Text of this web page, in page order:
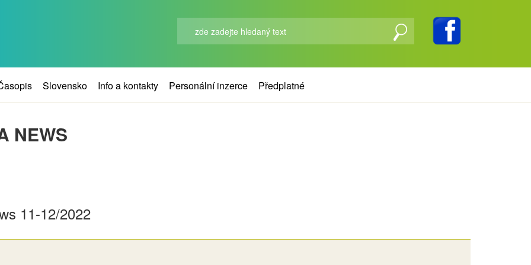
Slovensko Info a kontakty Personální inzerce Předplatné
NEWS
11-12/2022